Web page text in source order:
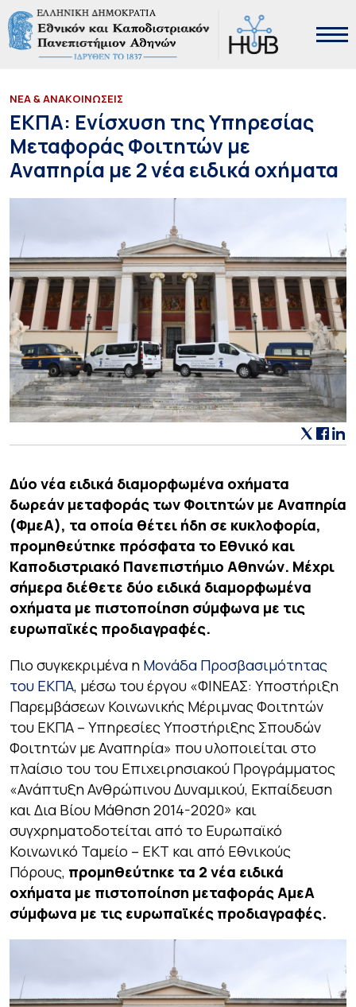
ΝΕΑ & ΑΝΑΚΟΙΝΩΣΕΙΣ
ΕΚΠΑ: Ενίσχυση της Υπηρεσίας
Μεταφοράς Φοιτητών με
Αναπηρία με 2 νέα ειδικά οχήματα
Δύο νέα ειδικά διαμορφωμένα οχήματα
δωρεάν μεταφοράς των Φοιτητών με Αναπηρία
(ΦμεΑ), τα οποία θέτει ήδη σε κυκλοφορία,
προμηθεύτηκε πρόσφατα το Εθνικό και
Καποδιστριακό Πανεπιστήμιο Αθηνών. Μέχρι
σήμερα διέθετε δύο ειδικά διαμορφωμένα
οχήματα με πιστοποίηση σύμφωνα με τις
ευρωπαϊκές προδιαγραφές.
Πιο συγκεκριμένα η Μονάδα Προσβασιμότητας
του ΕΚΠΑ, μέσω του έργου «ΦΙΝΕΑΣ: Υποστήριξη
Παρεμβάσεων Κοινωνικής Μέριμνας Φοιτητών
του ΕΚΠΑ – Υπηρεσίες Υποστήριξης Σπουδών
Φοιτητών με Αναπηρία» που υλοποιείται στο
πλαίσιο του του Επιχειρησιακού Προγράμματος
«Ανάπτυξη Ανθρώπινου Δυναμικού, Εκπαίδευση
και Δια Βίου Μάθηση 2014-2020» και
συγχρηματοδοτείται από το Ευρωπαϊκό
Κοινωνικό Ταμείο – ΕΚΤ και από Εθνικούς
Πόρους, προμηθεύτηκε τα 2 νέα ειδικά
οχήματα με πιστοποίηση μεταφοράς ΑμεΑ
σύμφωνα με τις ευρωπαϊκές προδιαγραφές.